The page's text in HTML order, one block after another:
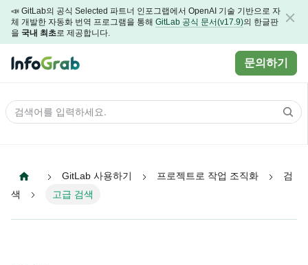
📣 GitLab의 공식 Selected 파트너 인포그랩에서 OpenAI 기술 기반으로 자
체 개발한 자동화 번역 프로그램을 통해 GitLab 공식 문서(v17.9)의 한글판
을 국내 최초로 제공합니다.
문의하기
GitLab 사용하기 프로젝트로 작업 조직화
검
색
고급 검색